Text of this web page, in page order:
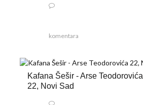
komentara
Kafana Šešir - Arse Teodorovića
22, Novi Sad